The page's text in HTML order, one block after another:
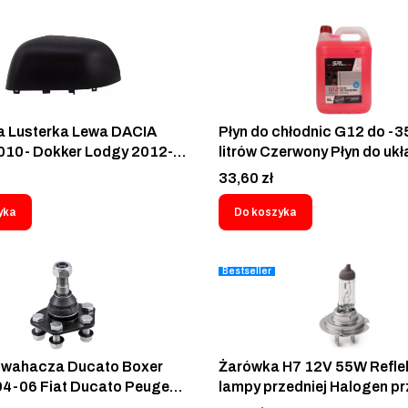
Lusterka Lewa DACIA
Dokker Lodgy 2012-
IV Leaf 2010- Osłona
963736608R
Płyn do chłodnic G12 do -
litrów Czerwony Płyn do
Chłodzenia SRL 5L Różowy
Cena
33,60 zł
Do koszyka
Ducato Boxer
06 Fiat Ducato Peugeot
Bestseller
Żarówka H7 12V 55W
lampy przedniej Halogen